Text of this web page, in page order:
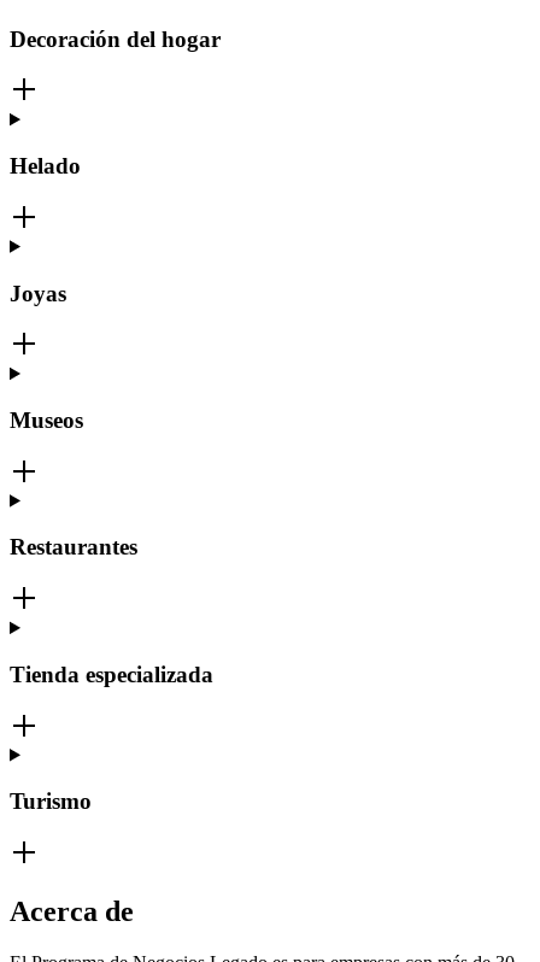
Decoración del hogar
Helado
Joyas
Museos
Restaurantes
Tienda especializada
Turismo
Acerca de